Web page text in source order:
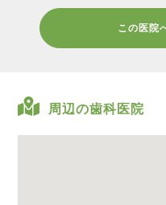
この医院
周辺の歯科医院